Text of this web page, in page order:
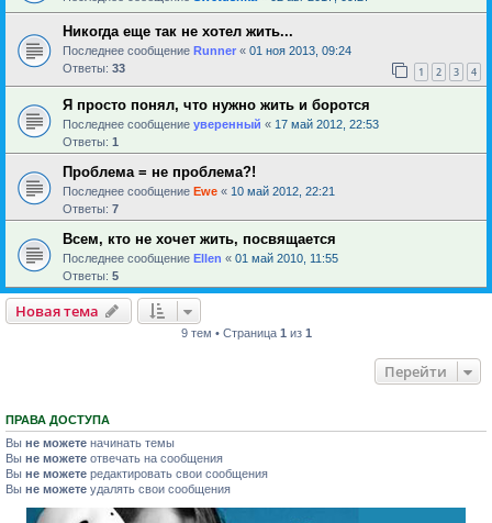
Никогда еще так не хотел жить...
Последнее сообщение Runner « 01 ноя 2013, 09:24
Ответы: 33 1 2 3 4
Я просто понял, что нужно жить и боротся
Последнее сообщение уверенный « 17 май 2012, 22:53
Ответы: 1
Проблема = не проблема?!
Последнее сообщение Ewe « 10 май 2012, 22:21
Ответы: 7
Всем, кто не хочет жить, посвящается
Последнее сообщение Ellen « 01 май 2010, 11:55
Ответы: 5
Новая тема
9 тем • Страница 1 из 1
Перейти
ПРАВА ДОСТУПА
Вы не можете начинать темы
Вы не можете отвечать на сообщения
Вы не можете редактировать свои сообщения
Вы не можете удалять свои сообщения